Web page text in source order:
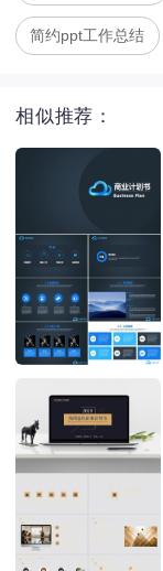
简约ppt工作总结
相似推荐：